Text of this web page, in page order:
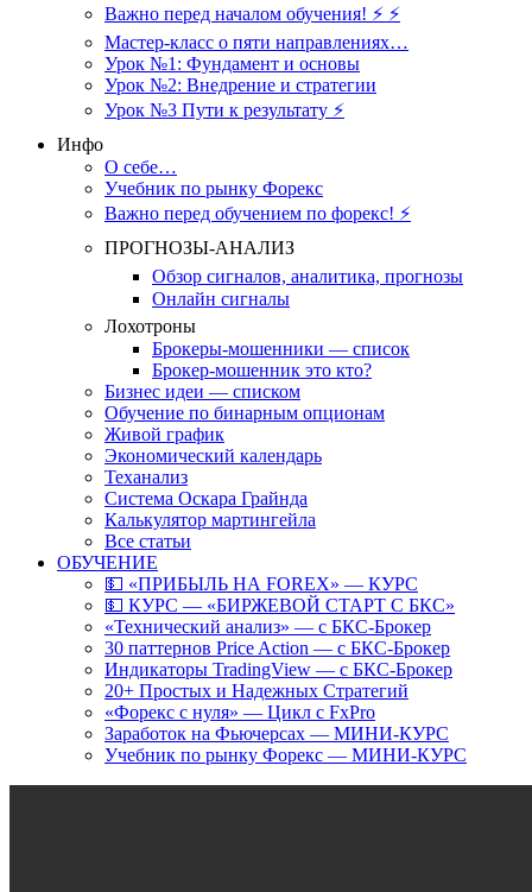
Важно перед началом обучения! ⚡ ⚡
Мастер-класс о пяти направлениях…
Урок №1: Фундамент и основы
Урок №2: Внедрение и стратегии
Урок №3 Пути к результату ⚡️
Инфо
О себе…
Учебник по рынку Форекс
Важно перед обучением по форекс! ⚡
ПРОГНОЗЫ-АНАЛИЗ
Обзор сигналов, аналитика, прогнозы
Онлайн сигналы
Лохотроны
Брокеры-мошенники — список
Брокер-мошенник это кто?
Бизнес идеи — списком
Обучение по бинарным опционам
Живой график
Экономический календарь
Теханализ
Система Оскара Грайнда
Калькулятор мартингейла
Все статьи
ОБУЧЕНИЕ
💵 «ПРИБЫЛЬ НА FOREX» — КУРС
💵 КУРС — «БИРЖЕВОЙ СТАРТ С БКС»
«Технический анализ» — с БКС-Брокер
30 паттернов Price Action — с БКС-Брокер
Индикаторы TradingView — с БКС-Брокер
20+ Простых и Надежных Стратегий
«Форекс с нуля» — Цикл с FxPro
Заработок на Фьючерсах — МИНИ-КУРС
Учебник по рынку Форекс — МИНИ-КУРС